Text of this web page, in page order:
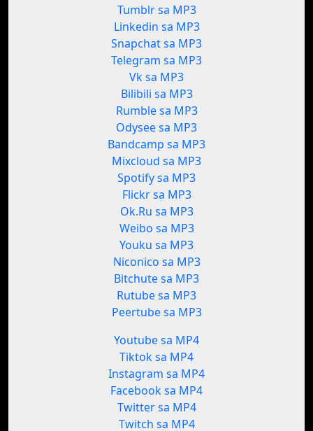
Tumblr sa MP3
Linkedin sa MP3
Snapchat sa MP3
Telegram sa MP3
Vk sa MP3
Bilibili sa MP3
Rumble sa MP3
Odysee sa MP3
Bandcamp sa MP3
Mixcloud sa MP3
Spotify sa MP3
Flickr sa MP3
Ok.Ru sa MP3
Weibo sa MP3
Youku sa MP3
Niconico sa MP3
Bitchute sa MP3
Rutube sa MP3
Peertube sa MP3
Youtube sa MP4
Tiktok sa MP4
Instagram sa MP4
Facebook sa MP4
Twitter sa MP4
Twitch sa MP4